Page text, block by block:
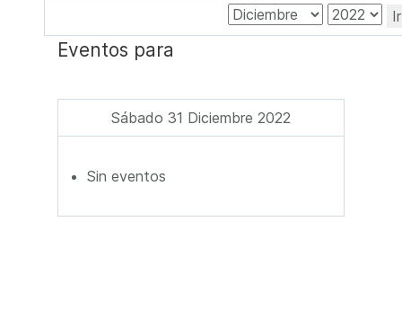
Eventos para
Sábado 31 Diciembre 2022
Sin eventos